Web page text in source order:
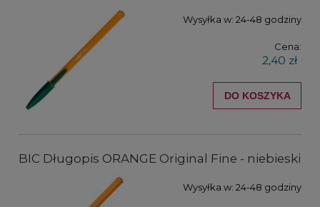
Wysyłka w: 24-48 godziny
Cena:
2,40 zł
DO KOSZYKA
BIC Długopis ORANGE Original Fine - niebieski
Wysyłka w: 24-48 godziny